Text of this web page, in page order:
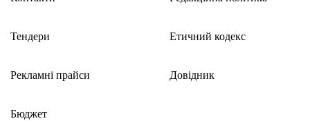
Тендери
Рекламні прайси
Бюджет
Етичний кодекс
Довідник